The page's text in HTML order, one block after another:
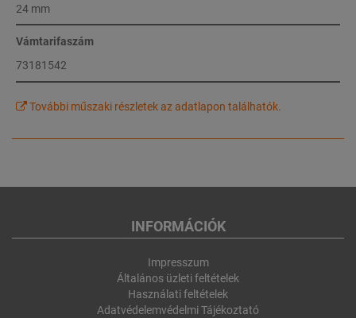
24 mm
Vámtarifaszám
73181542
További műszaki részletek az adatlapon találhatók.
INFORMÁCIÓK
Impresszum
Általános üzleti feltételek
Használati feltételek
Adatvédelemvédelmi Tájékoztató